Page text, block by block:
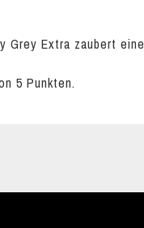
Grey Extra zaubert eine
5 Punkten.